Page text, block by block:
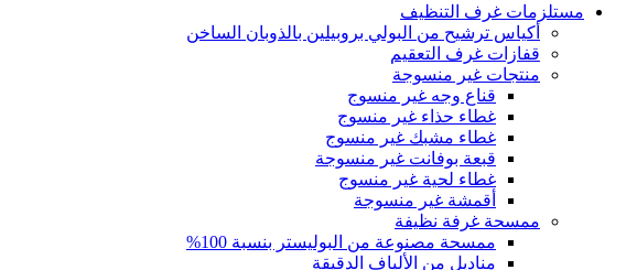
مستلزمات غرف التنظيف
أكياس ترشيح من البولي بروبيلين بالذوبان الساخن
قفازات غرف التعقيم
منتجات غير منسوجة
قناع وجه غير منسوج
غطاء حذاء غير منسوج
غطاء مشبك غير منسوج
قبعة بوفانت غير منسوجة
غطاء لحية غير منسوج
أقمشة غير منسوجة
ممسحة غرفة نظيفة
ممسحة مصنوعة من البوليستر بنسبة 100%
مناديل من الألياف الدقيقة